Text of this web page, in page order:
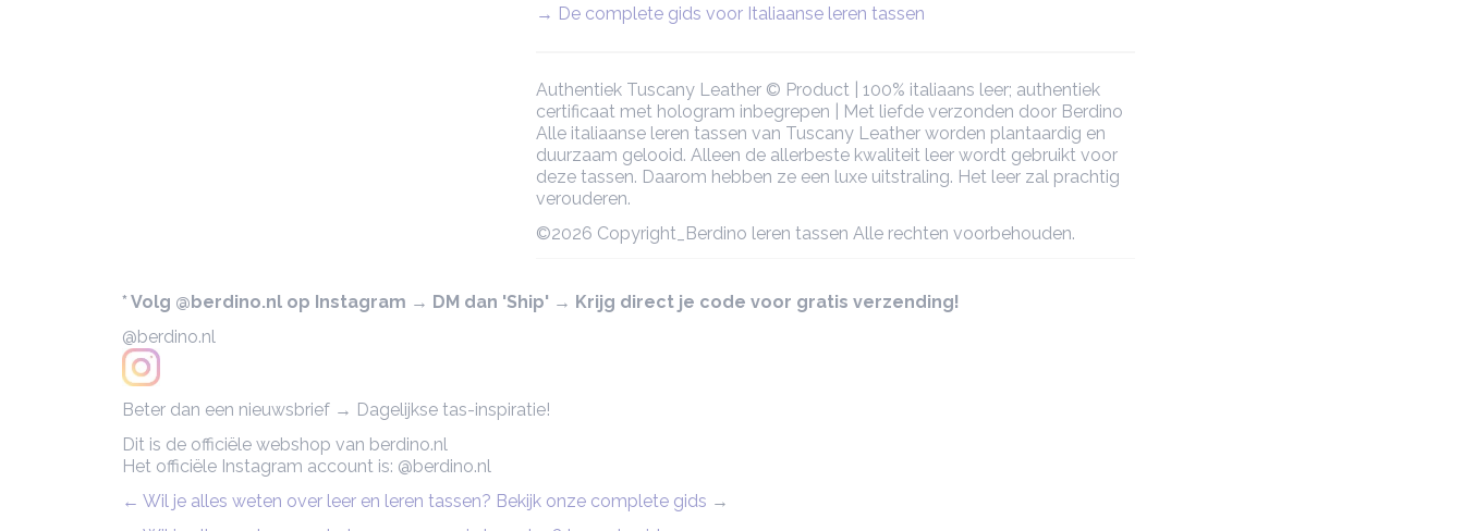
→ De complete gids voor Italiaanse leren tassen
Authentiek Tuscany Leather © Product | 100% italiaans leer; authentiek
certificaat met hologram inbegrepen | Met liefde verzonden door Berdino
Alle italiaanse leren tassen van Tuscany Leather worden plantaardig en
duurzaam gelooid. Alleen de allerbeste kwaliteit leer wordt gebruikt voor
deze tassen. Daarom hebben ze een luxe uitstraling. Het leer zal prachtig
verouderen.
©2026 Copyright_Berdino leren tassen Alle rechten voorbehouden.
* Volg @berdino.nl op Instagram → DM dan 'Ship' → Krijg direct je code voor gratis verzending!
@berdino.nl
Beter dan een nieuwsbrief → Dagelijkse tas-inspiratie!
Dit is de officiële webshop van berdino.nl
Het officiële Instagram account is: @berdino.nl
← Wil je alles weten over leer en leren tassen? Bekijk onze complete gids →